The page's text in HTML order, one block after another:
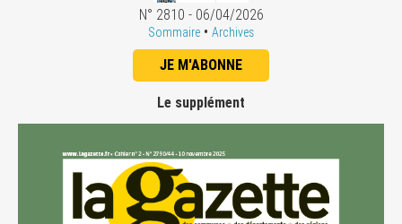
N° 2810 - 06/04/2026
Sommaire • Archives
JE M'ABONNE
Le supplément